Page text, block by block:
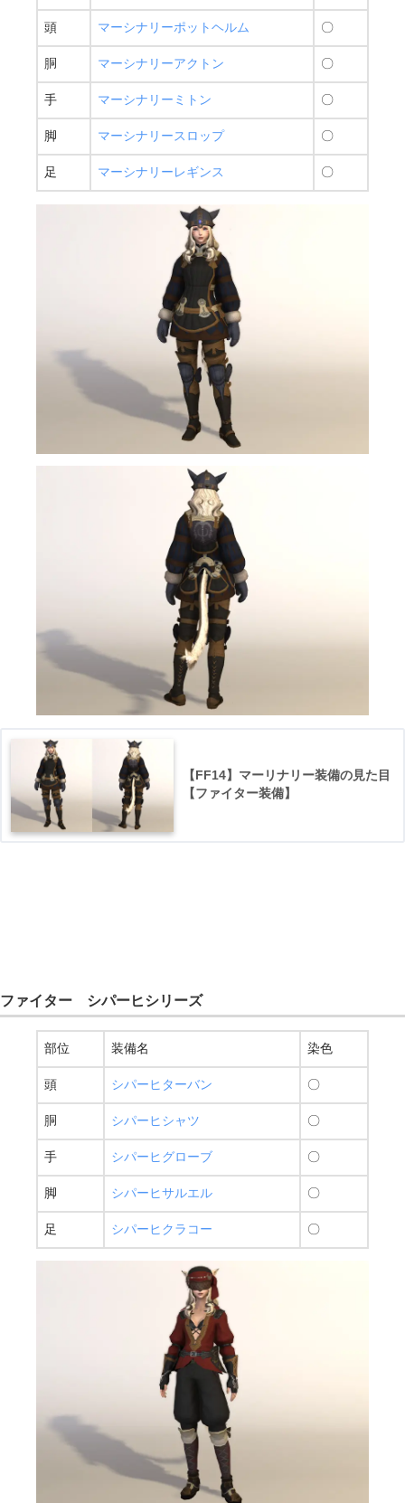
頭 マーシナリーポットヘルム 〇
胴 マーシナリーアクトン 〇
手 マーシナリーミトン 〇
脚 マーシナリースロップ 〇
足 マーシナリーレギンス 〇
【FF14】マーリナリー装備の見た目
【ファイター装備】
ファイター シパーヒシリーズ
部位 装備名 染色
頭 シパーヒターバン 〇
胴 シパーヒシャツ 〇
手 シパーヒグローブ 〇
脚 シパーヒサルエル 〇
足 シパーヒクラコー 〇